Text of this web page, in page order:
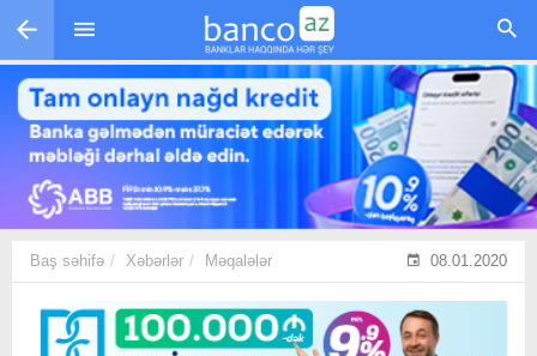
Skip to main content
Baş səhifə Xəbərlər Məqalələr 08.01.2020